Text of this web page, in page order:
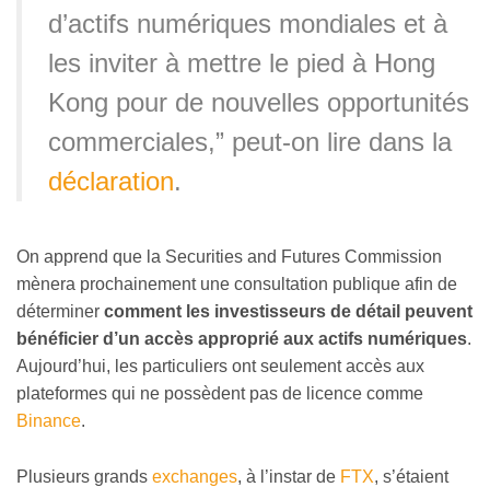
d’actifs numériques mondiales et à
les inviter à mettre le pied à Hong
Kong pour de nouvelles opportunités
commerciales,” peut-on lire dans la
déclaration.
On apprend que la Securities and Futures Commission
mènera prochainement une consultation publique afin de
déterminer comment les investisseurs de détail peuvent
bénéficier d’un accès approprié aux actifs numériques.
Aujourd’hui, les particuliers ont seulement accès aux
plateformes qui ne possèdent pas de licence comme
Binance.
Plusieurs grands exchanges, à l’instar de FTX, s’étaient